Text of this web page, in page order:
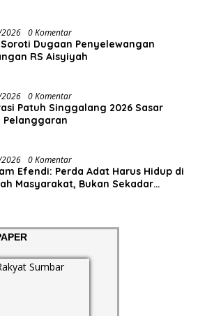
0 Komentar
Soroti Dugaan Penyelewangan
RS Aisyiyah
0 Komentar
Patuh Singgalang 2026 Sasar
Pelanggaran
0 Komentar
Efendi: Perda Adat Harus Hidup di
Masyarakat, Bukan Sekadar